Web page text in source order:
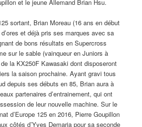
et le jeune Allemand Brian Hsu.
sortant, Brian Moreau (16 ans en début
d’ores et déjà pris ses marques avec sa
de bons résultats en Supercross
sur le sable (vainqueur en Juniors à
la KX250F Kawasaki dont disposeront
la saison prochaine. Ayant gravi tous
depuis ses débuts en 85, Brian aura à
partenaires d’entrainement, qui ont
de leur nouvelle machine. Sur le
d’Europe 125 en 2016, Pierre Goupillon
côtés d’Yves Demaria pour sa seconde